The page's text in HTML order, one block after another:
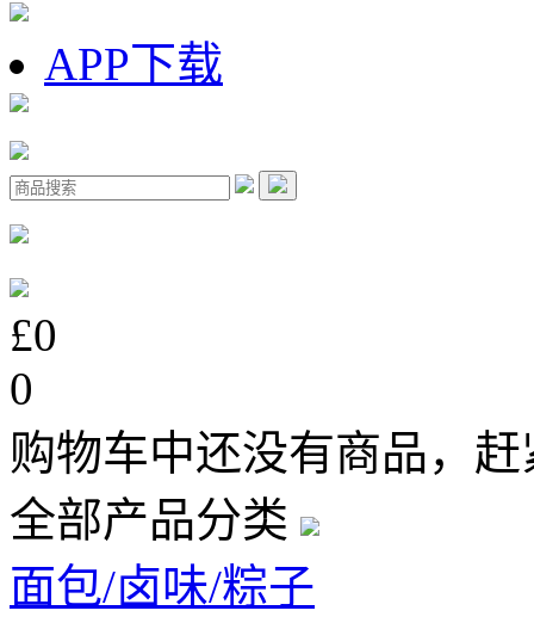
APP下载
£0
0
购物车中还没有商品，
全部产品分类
面包/卤味/粽子